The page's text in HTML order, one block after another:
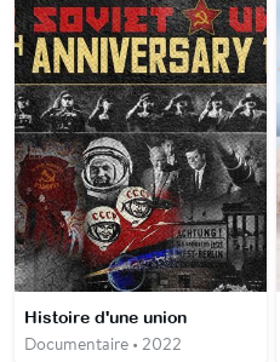
Histoire d'une union
Documentaire • 2022